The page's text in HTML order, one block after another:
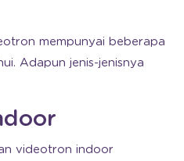
mempunyai beberapa
Adapun jenis-jenisnya
videotron indoor